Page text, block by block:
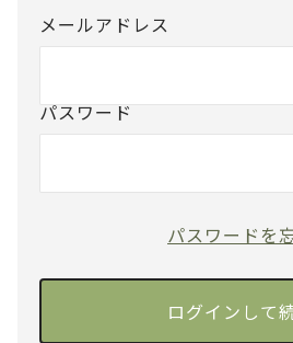
メールアドレス
パスワード
パスワードを